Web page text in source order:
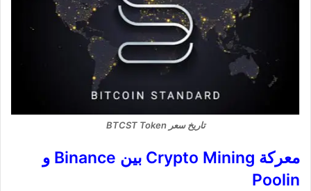
تاريخ سعر BTCST Token
معركة Crypto Mining بين Binance و
Poolin